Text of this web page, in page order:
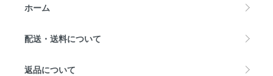
ホーム
配送・送料について
返品について